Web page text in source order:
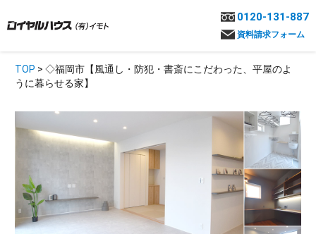
0120-131-887
資料請求フォーム
TOP > ◇福岡市【風通し・防犯・書斎にこだわった、平屋のよ
うに暮らせる家】